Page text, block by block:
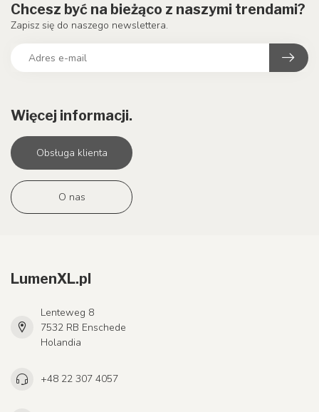
Więcej informacji.
Obsługa klienta
O nas
Chcesz być na bieżąco z naszymi trendami?
Zapisz się do naszego newslettera.
LumenXL.pl
Lenteweg 8
7532 RB Enschede
Holandia
+48 22 307 4057